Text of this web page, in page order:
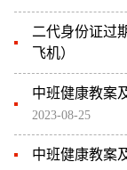
二代身份证过
飞机）
中班健康教案
2023-08-25
中班健康教案